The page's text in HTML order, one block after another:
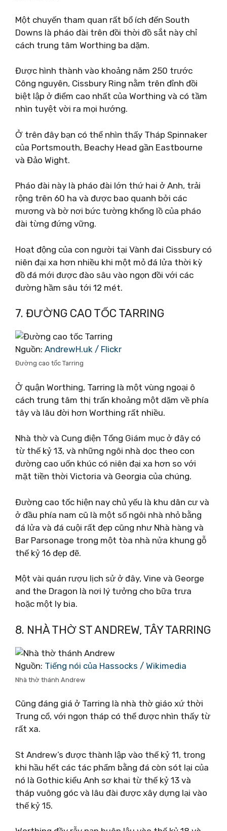
Một chuyến tham quan rất bổ ích đến South
Downs là pháo đài trên đồi thời đồ sắt này chỉ
cách trung tâm Worthing ba dặm.
Được hình thành vào khoảng năm 250 trước
Công nguyên, Cissbury Ring nằm trên đỉnh đồi
biệt lập ở điểm cao nhất của Worthing và có tầm
nhìn tuyệt vời ra mọi hướng.
Ở trên đây bạn có thể nhìn thấy Tháp Spinnaker
của Portsmouth, Beachy Head gần Eastbourne
và Đảo Wight.
Pháo đài này là pháo đài lớn thứ hai ở Anh, trải
rộng trên 60 ha và được bao quanh bởi các
mương và bờ nơi bức tường khổng lồ của pháo
đài từng đứng vững.
Hoạt động của con người tại Vành đai Cissbury có
niên đại xa hơn nhiều khi một mỏ đá lửa thời kỳ
đồ đá mới được đào sâu vào ngọn đồi với các
đường hầm sâu tới 12 mét.
7. ĐƯỜNG CAO TỐC TARRING
Nguồn: AndrewH.uk / Flickr
Đường cao tốc Tarring
Ở quận Worthing, Tarring là một vùng ngoại ô
cách trung tâm thị trấn khoảng một dặm về phía
tây và lâu đời hơn Worthing rất nhiều.
Nhà thờ và Cung điện Tổng Giám mục ở đây có
từ thế kỷ 13, và những ngôi nhà dọc theo con
đường cao uốn khúc có niên đại xa hơn so với
mặt tiền thời Victoria và Georgia của chúng.
Đường cao tốc hiện nay chủ yếu là khu dân cư và
ở đầu phía nam cũ là một số ngôi nhà nhỏ bằng
đá lửa và đá cuội rất đẹp cũng như Nhà hàng và
Bar Parsonage trong một tòa nhà nửa khung gỗ
thế kỷ 16 đẹp đẽ.
Một vài quán rượu lịch sử ở đây, Vine và George
and the Dragon là nơi lý tưởng cho bữa trưa
hoặc một ly bia.
8. NHÀ THỜ ST ANDREW, TÂY TARRING
Nguồn: Tiếng nói của Hassocks / Wikimedia
Nhà thờ thánh Andrew
Cũng đáng giá ở Tarring là nhà thờ giáo xứ thời
Trung cổ, với ngọn tháp có thể được nhìn thấy từ
rất xa.
St Andrew’s được thành lập vào thế kỷ 11, trong
khi hầu hết các tác phẩm bằng đá còn sót lại của
nó là Gothic kiểu Anh sơ khai từ thế kỷ 13 và
tháp vuông góc và lâu đài được xây dựng lại vào
thế kỷ 15.